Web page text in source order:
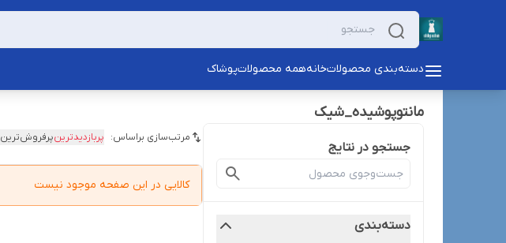
دسته‌بندی محصولاتخانههمه محصولاتپوشاک
مانتوپوشیده_شیک
جستجو در نتایج
دسته‌بندی
مرتب‌سازی براساس: پربازدیدترینپرفروش‌ترین
کالایی در این صفحه موجود نیست